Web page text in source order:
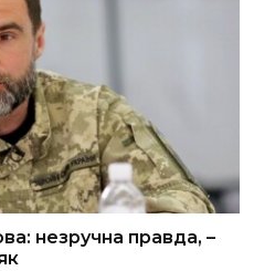
незручна правда, –